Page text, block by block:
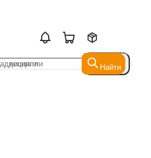
Найти
Найти